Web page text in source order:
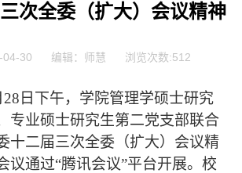
次全委（扩大）会议精神
04-30 编辑：师慧 浏览次数:512
28日下午，学院管理学硕士研究
专业硕士研究生第二党支部联合
十二届三次全委（扩大）会议精
议通过“腾讯会议”平台开展。校